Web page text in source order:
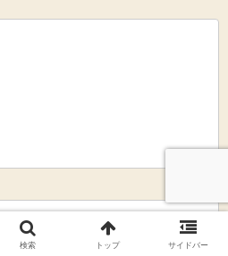
検索 トップ サイドバー